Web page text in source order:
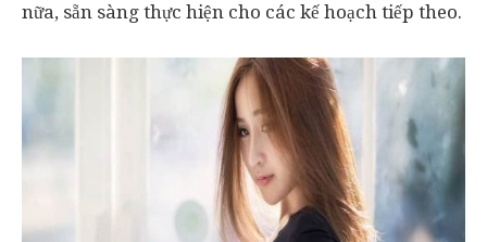
nữa, sẵn sàng thực hiện cho các kế hoạch tiếp theo.